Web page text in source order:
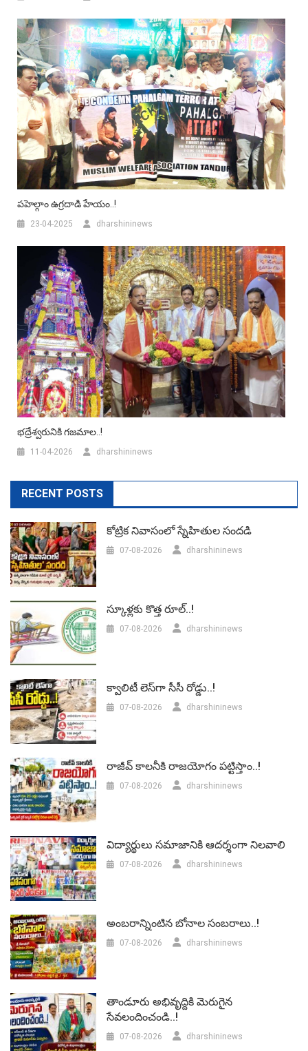
పహెల్గాం ఉగ్రదాడి హేయం..!
23-04-2025 dharshininews
భద్రేశ్వరునికి గజమాల..!
11-04-2026 dharshininews
RECENT POSTS
కోట్రిక నివాసంలో స్నేహితుల సందడి
07-08-2026 dharshininews
స్కూళ్లకు కొత్త రూల్..!
07-08-2026 dharshininews
క్వాలిటీ లెస్‌గా సీసీ రోడ్డు..!
07-08-2026 dharshininews
రాజీవ్ కాలనీకి రాజయోగం పట్టిస్తాం..!
07-08-2026 dharshininews
విద్యార్థులు సమాజానికి ఆదర్శంగా నిలవాలి
07-08-2026 dharshininews
అంబరాన్నింటిన బోనాల సంబరాలు..!
07-08-2026 dharshininews
తాండూరు అభివృద్దికి మెరుగైన
సేవలందించండి..!
07-08-2026 dharshininews